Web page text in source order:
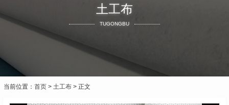
土工布
TUGONGBU
当前位置： 首页 > 土工布 > 正文